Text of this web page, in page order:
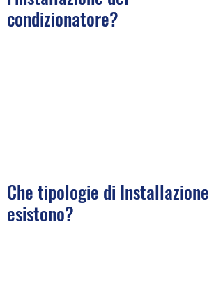
condizionatore?
Che tipologie di Installazione
esistono?